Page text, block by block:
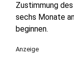
Zustimmung
sechs Monate
beginnen.
Anzeige